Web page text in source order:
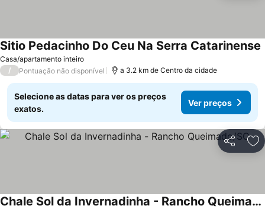
Casa/apartamento inteiro
Sitio Pedacinho Do Ceu Na Serra Catarinense
/ Pontuação não disponível a 3.2 km de Centro da cidade
Selecione as datas para ver os preços
exatos.
Ver preços
Partilhar
Chale Sol da Invernadinha - Rancho Queimado/SC